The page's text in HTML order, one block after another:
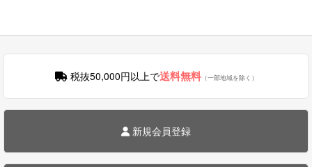
税抜50,000円以上で送料無料（一部地域を除く）
新規会員登録